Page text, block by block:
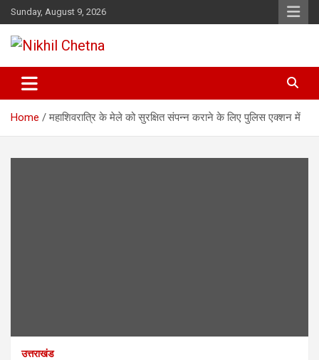
Skip
to
content
Sunday, August 9, 2026
Nikhil Chetna
Home महाशिवरात्रि के मेले को सुरक्षित संपन्न कराने के लिए पुलिस एक्शन में
उत्तराखंड